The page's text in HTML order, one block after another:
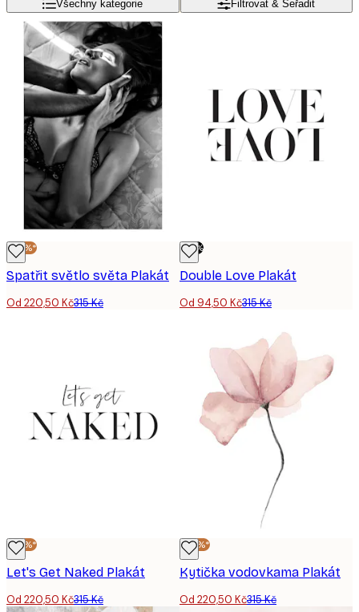
Všechny kategorie Filtrovat & Seřadit
-30%*
Spatřit světlo světa Plakát
Od 220,50 Kč315 Kč
-70%
Double Love Plakát
Od 94,50 Kč315 Kč
-30%*
Let's Get Naked Plakát
Od 220,50 Kč315 Kč
-30%*
Kytička vodovkama Plakát
Od 220,50 Kč315 Kč